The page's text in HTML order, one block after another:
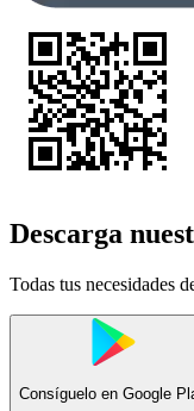
Descarga
Todas tus necesidades
Consíguelo en Google